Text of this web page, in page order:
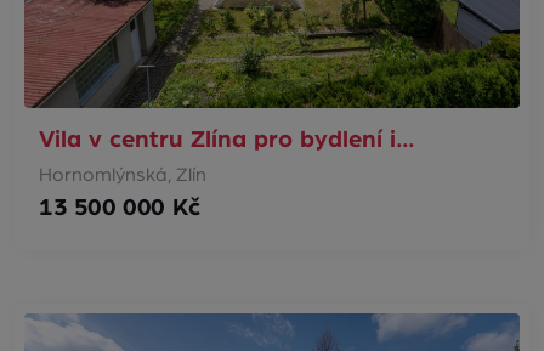
Vila v centru Zlína pro bydlení i…
Hornomlýnská, Zlín
13 500 000 Kč